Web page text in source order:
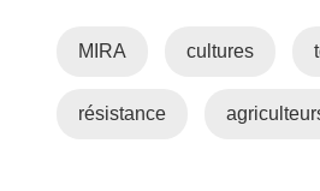
MIRA cultures
résistance